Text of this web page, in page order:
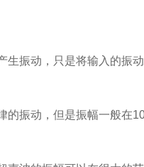
动，只是将输入的振动
动，但是振幅一般在